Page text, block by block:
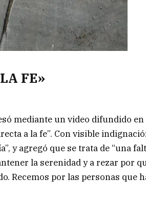
FE»
mediante un video difundido
a la fe”. Con visible
y agregó que se trata de “una
la serenidad y a rezar por
Recemos por las personas que